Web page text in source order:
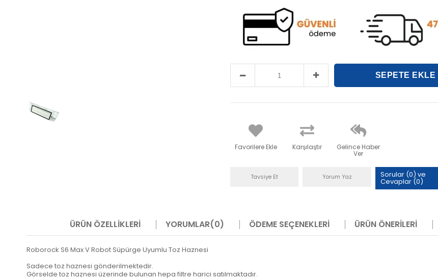
Favorilere Ekle Karşılaştır Gelince Haber
Ver
Tavsiye Et Yorum Yaz Sorular (0) ve
Cevaplar (0)
ÜRÜN ÖZELLIKLERI YORUMLAR(0) ÖDEME SEÇENEKLERI ÜRÜN ÖNERILERI
Roborock S6 Max V Robot Süpürge Uyumlu Toz Haznesi
Sadece toz haznesi gönderilmektedir.
Görselde toz haznesi üzerinde bulunan hepa filtre harici satılmaktadır.